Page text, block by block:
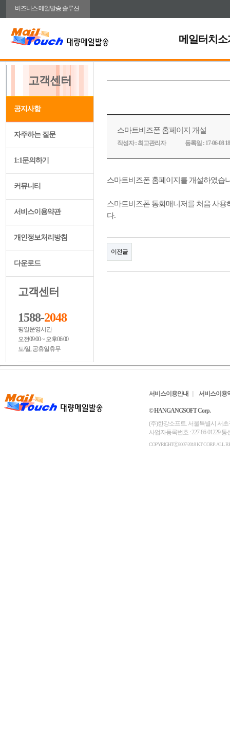
비즈니스 메일발송 솔루션
메일터치소
고객센터
공지사항
자주하는 질문
1:1문의하기
커뮤니티
서비스이용약관
개인정보처리방침
다운로드
고객센터
1588-2048
평일운영시간
오전09:00 ~ 오후06:00
토/일, 공휴일휴무
스마트비즈폰 홈페이지 개설
작성자 : 최고관리자 등록일 : 17-06-08
스마트비즈폰 홈페이지를 개설하였습
스마트비즈폰 통화매니저를 처음 사
다.
이전글
서비스이용안내 서비스이용
© HANGANGSOFT Corp.
(주)한강소프트. 서울특별시 서초
사업자등록번호 : 227-86-01229
COPYRIGHTⓒ2007-2018 KT CORP. ALL